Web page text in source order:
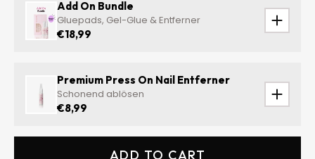
Add On Bundle
Gluepads, Gel-Glue & Entferner
€18,99
Premium Press On Nail Entferner
Schonend ablösen
€8,99
ADD TO CART